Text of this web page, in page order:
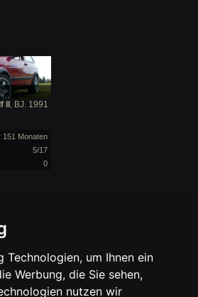
um Ihnen ein
Werbung, die Sie sehen,
nutzen wir
, BJ. 1991
151 Monaten
5/17
0